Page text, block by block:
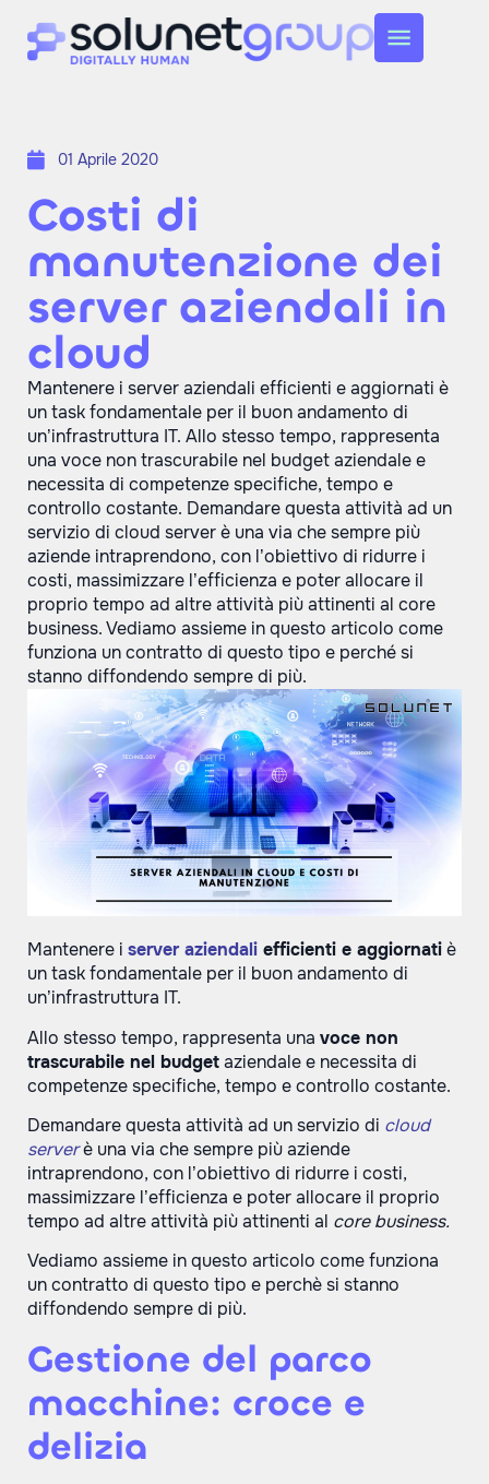
01 Aprile 2020
Costi di
manutenzione dei
server aziendali in
cloud
Mantenere i server aziendali efficienti e aggiornati è
un task fondamentale per il buon andamento di
un’infrastruttura IT. Allo stesso tempo, rappresenta
una voce non trascurabile nel budget aziendale e
necessita di competenze specifiche, tempo e
controllo costante. Demandare questa attività ad un
servizio di cloud server è una via che sempre più
aziende intraprendono, con l’obiettivo di ridurre i
costi, massimizzare l’efficienza e poter allocare il
proprio tempo ad altre attività più attinenti al core
business. Vediamo assieme in questo articolo come
funziona un contratto di questo tipo e perché si
stanno diffondendo sempre di più.
Mantenere i server aziendali efficienti e aggiornatiè
un task fondamentale per il buon andamento di
un’infrastruttura IT.
Allo stesso tempo, rappresenta una voce non
trascurabile nel budgetaziendale e necessita di
competenze specifiche, tempo e controllo costante.
Demandare questa attività ad un servizio di cloud
serverè una via che sempre più aziende
intraprendono, con l’obiettivo di ridurre i costi,
massimizzare l’efficienza e poter allocare il proprio
tempo ad altre attività più attinenti al core business.
Vediamo assieme in questo articolo come funziona
un contratto di questo tipo e perchè si stanno
diffondendo sempre di più.
Gestione del parco
macchine: croce e
delizia